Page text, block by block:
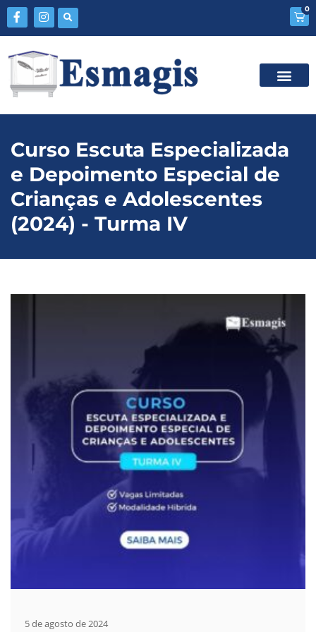
0
Curso Escuta Especializada
e Depoimento Especial de
Crianças e Adolescentes
(2024) - Turma IV
5 de agosto de 2024